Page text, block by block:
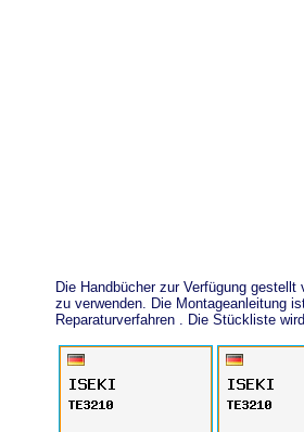
Die Handbücher zur Verfügung
zu verwenden. Die Montageanleitung
Reparaturverfahren . Die Stückliste